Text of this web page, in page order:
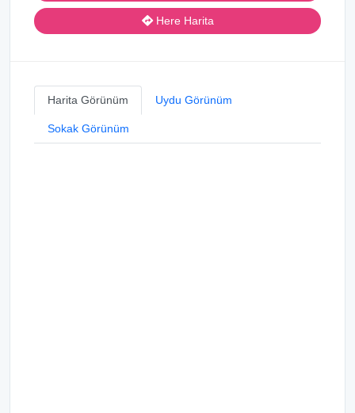
Here Harita
Harita Görünüm Uydu Görünüm
Sokak Görünüm